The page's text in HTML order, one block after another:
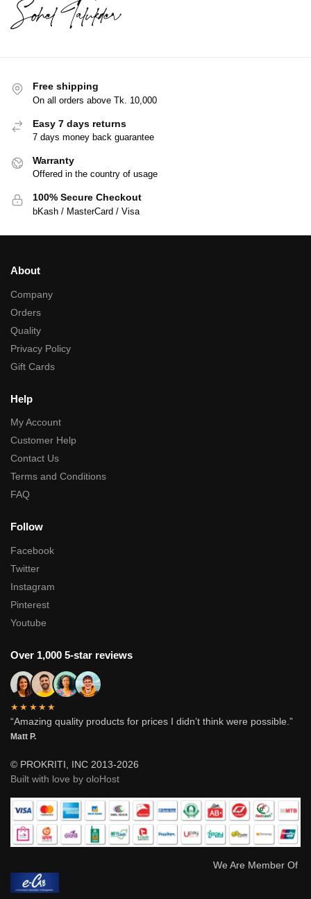
Free shipping
On all orders above Tk. 10,000
Easy 7 days returns
7 days money back guarantee
Warranty
Offered in the country of usage
100% Secure Checkout
bKash / MasterCard / Visa
About
Company
Orders
Quality
Privacy Policy
Gift Cards
Help
My Account
Customer Help
Contact Us
Terms and Conditions
FAQ
Follow
Facebook
Twitter
Instagram
Pinterest
Youtube
Over 1,000 5-star reviews
★★★★★
“Amazing quality products for prices I didn’t think were possible.”
Matt P.
© PROKRITI, INC 2013-2026
Built with love by oloHost
We Are Member Of